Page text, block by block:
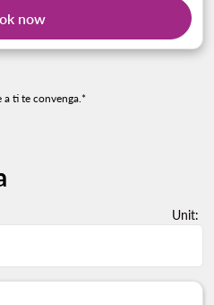
now
a ti te convenga.*
Unit: